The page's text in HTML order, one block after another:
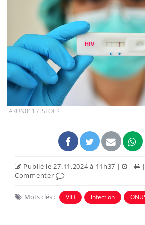
JARUN011 / ISTOCK
Publié le 27.11.2024 à 11h37 | |
Commenter
Mots clés : VIH infection